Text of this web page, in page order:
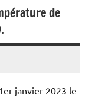
de
janvier 2023 le